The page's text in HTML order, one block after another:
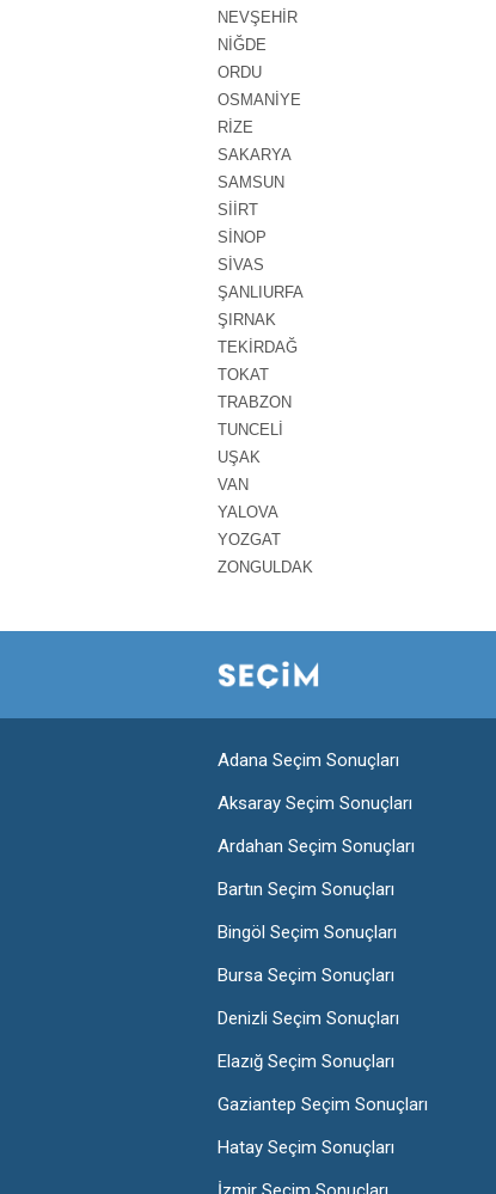
NEVŞEHİR
NİĞDE
ORDU
OSMANİYE
RİZE
SAKARYA
SAMSUN
SİİRT
SİNOP
SİVAS
ŞANLIURFA
ŞIRNAK
TEKİRDAĞ
TOKAT
TRABZON
TUNCELİ
UŞAK
VAN
YALOVA
YOZGAT
ZONGULDAK
Adana Seçim Sonuçları
Aksaray Seçim Sonuçları
Ardahan Seçim Sonuçları
Bartın Seçim Sonuçları
Bingöl Seçim Sonuçları
Bursa Seçim Sonuçları
Denizli Seçim Sonuçları
Elazığ Seçim Sonuçları
Gaziantep Seçim Sonuçları
Hatay Seçim Sonuçları